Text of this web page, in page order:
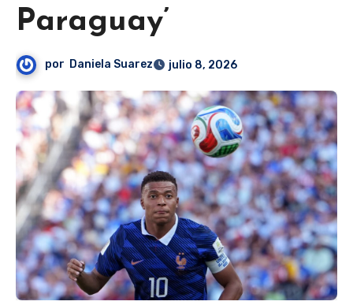
Paraguay’
por Daniela Suarez julio 8, 2026